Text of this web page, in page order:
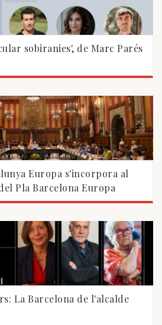
sobiranies', de Marc Parés
Europa s'incorpora al
Pla Barcelona Europa
La Barcelona de l'alcalde